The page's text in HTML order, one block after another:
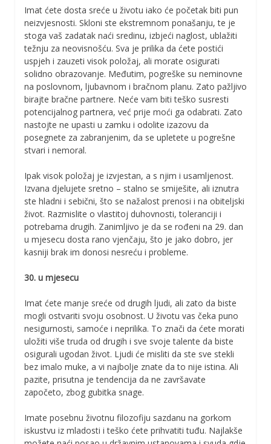
Imat ćete dosta sreće u životu iako će početak biti pun
neizvjesnosti. Skloni ste ekstremnom ponašanju, te je
stoga vaš zadatak naći sredinu, izbjeći naglost, ublažiti
težnju za neovisnošću. Sva je prilika da ćete postići
uspjeh i zauzeti visok položaj, ali morate osigurati
solidno obrazovanje. Međutim, pogreške su neminovne
na poslovnom, ljubavnom i bračnom planu. Zato pažljivo
birajte bračne partnere. Neće vam biti teško susresti
potencijalnog partnera, već prije moći ga odabrati. Zato
nastojte ne upasti u zamku i odolite izazovu da
posegnete za zabranjenim, da se upletete u pogrešne
stvari i nemoral.
Ipak visok položaj je izvjestan, a s njim i usamljenost.
Izvana djelujete sretno – stalno se smiješite, ali iznutra
ste hladni i sebični, što se nažalost prenosi i na obiteljski
život. Razmislite o vlastitoj duhovnosti, toleranciji i
potrebama drugih. Zanimljivo je da se rođeni na 29. dan
u mjesecu dosta rano vjenčaju, što je jako dobro, jer
kasniji brak im donosi nesreću i probleme.
30. u mjesecu
Imat ćete manje sreće od drugih ljudi, ali zato da biste
mogli ostvariti svoju osobnost. U životu vas čeka puno
nesigurnosti, samoće i neprilika. To znači da ćete morati
uložiti više truda od drugih i sve svoje talente da biste
osigurali ugodan život. Ljudi će misliti da ste sve stekli
bez imalo muke, a vi najbolje znate da to nije istina. Ali
pazite, prisutna je tendencija da ne završavate
započeto, zbog gubitka snage.
Imate posebnu životnu filozofiju sazdanu na gorkom
iskustvu iz mladosti i teško ćete prihvatiti tuđu. Najlakše